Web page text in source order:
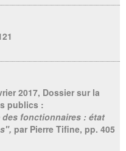
2017, Dossier sur la
publics :
des fonctionnaires : état
par Pierre Tifine, pp. 405